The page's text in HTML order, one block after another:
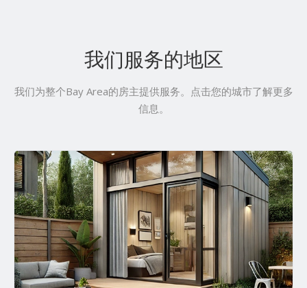
我们服务的地区
我们为整个Bay Area的房主提供服务。点击您的城市了解更多
信息。